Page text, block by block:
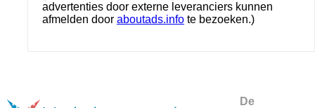
advertenties door externe leveranciers kunnen
afmelden door aboutads.info te bezoeken.)
De